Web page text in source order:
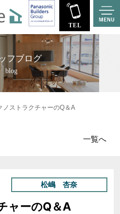
フブログ
blog
ノストラクチャーのQ＆A
一覧へ
松嶋 杏奈
ャーのQ＆A